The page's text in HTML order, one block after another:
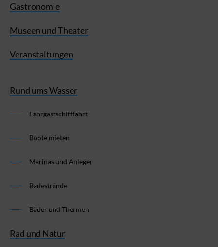
Gastronomie
Museen und Theater
Veranstaltungen
Rund ums Wasser
Fahrgastschifffahrt
Boote mieten
Marinas und Anleger
Badestrände
Bäder und Thermen
Rad und Natur